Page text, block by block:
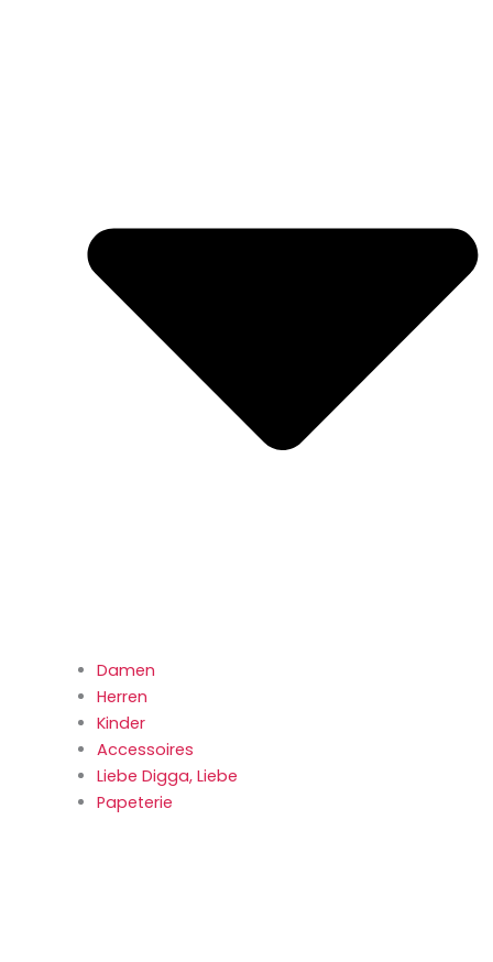
Damen
Herren
Kinder
Accessoires
Liebe Digga, Liebe
Papeterie